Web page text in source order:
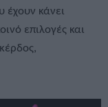
έχουν κάνει
επιλογές και